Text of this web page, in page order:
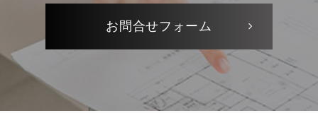
お問合せフォーム